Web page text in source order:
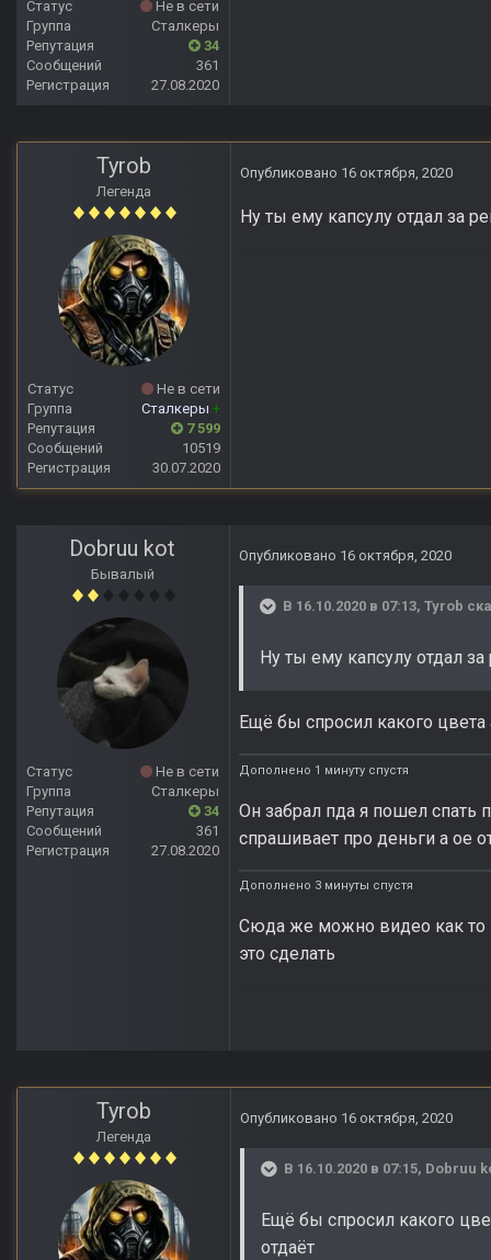
Статус
Не в сети
Группа
Сталкеры
Репутация
34
Сообщений
361
Регистрация
27.08.2020
Tyrob
Легенда
Статус
Не в сети
Группа
Сталкеры +
Репутация
7 599
Сообщений
10519
Регистрация
30.07.2020
Опубликовано 16 октября, 2020
Ну ты ему капсулу отдал за
Dobruu kot
Бывалый
Статус
Не в сети
Группа
Сталкеры
Репутация
34
Сообщений
361
Регистрация
27.08.2020
Опубликовано 16 октября, 2020
В 16.10.2020 в 07:13, Tyrob
Ну ты ему капсулу отдал за
Ещё бы спросил какого цвета
Дополнено 1 минуту спустя
Он забрал пда я пошел спать
спрашивает про деньги а ое
Дополнено 3 минуты спустя
Сюда же можно видео как то
это сделать
Tyrob
Легенда
Опубликовано 16 октября, 2020
В 16.10.2020 в 07:15, Dobruu
Ещё бы спросил какого
отдаёт